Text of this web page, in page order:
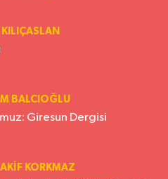
BALCIOĞLU
Giresun Dergisi
KORKMAZ